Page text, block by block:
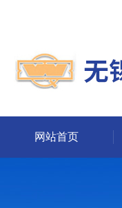
网站首页